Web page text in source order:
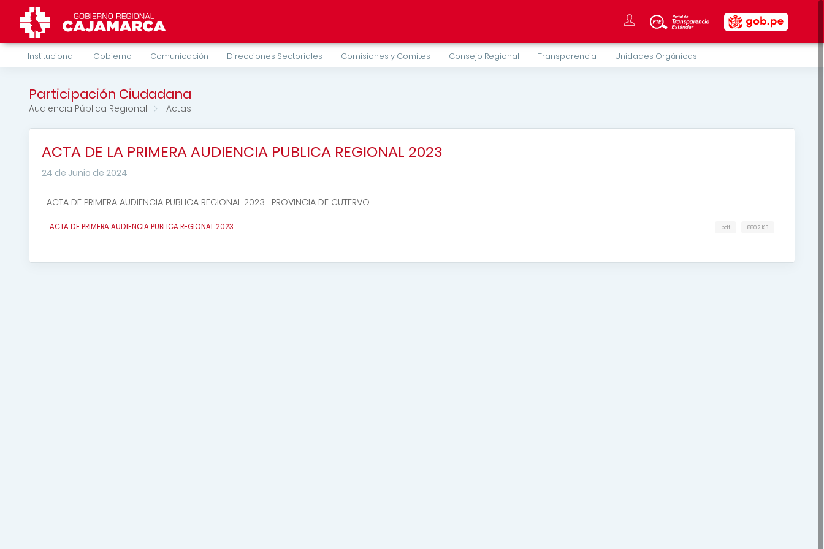
Institucional Gobierno Comunicación Direcciones Sectoriales Comisiones y Comites Consejo Regional Transparencia Unidades Orgánicas
Participación Ciudadana
Audiencia Pública Regional Actas
ACTA DE LA PRIMERA AUDIENCIA PUBLICA REGIONAL 2023
24 de Junio de 2024
ACTA DE PRIMERA AUDIENCIA PUBLICA REGIONAL 2023- PROVINCIA DE CUTERVO
ACTA DE PRIMERA AUDIENCIA PUBLICA REGIONAL 2023 880,2 KB
pdf